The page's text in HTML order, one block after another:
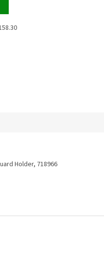
Holder, 718966